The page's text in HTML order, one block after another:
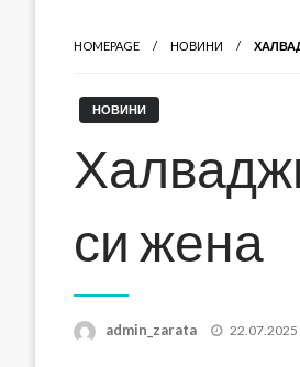
HOMEPAGE НОВИНИ
НОВИНИ
си жена
admin_zarata
Posted
22.07.2025